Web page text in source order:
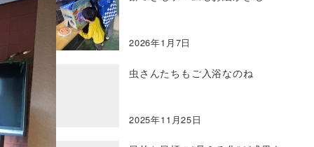
2026年1月7日
虫さんたちもご入浴なのね
2025年11月25日